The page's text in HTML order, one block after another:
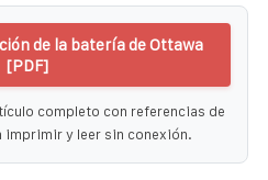
de la batería de Ottawa
[PDF]
completo con referencias de
imprimir y leer sin conexión.